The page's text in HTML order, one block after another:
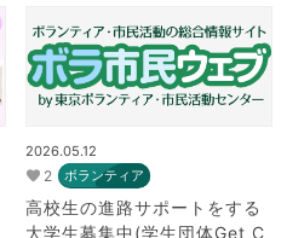
2026.05.12
2 ボランティア
高校生の進路サポートをする
大学生募集中(学生団体Get C